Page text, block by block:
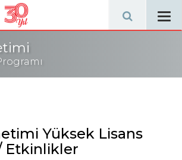
Yüksek Lisans
Etkinlikler